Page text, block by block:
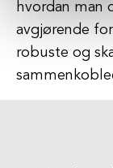
hvordan man
avgjørende
robuste og